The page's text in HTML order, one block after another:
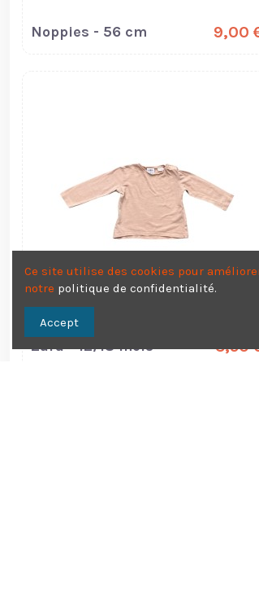
Noppies - 56 cm 9,00
Zara - 12/18 mois 3,50
Ce site utilise des cookies pour
notre politique de confidentialité.
Accept